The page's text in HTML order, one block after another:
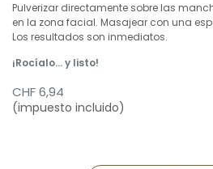
Pulverizar directamente sobre las
en la zona facial. Masajear con una
Los resultados son inmediatos.
¡Rocíalo... y listo!
CHF6,94
(impuesto incluido)